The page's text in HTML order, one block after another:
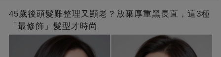
45歲後頭髮難整理又顯老？放棄厚重黑長直，這3種
「最修飾」髮型才時尚